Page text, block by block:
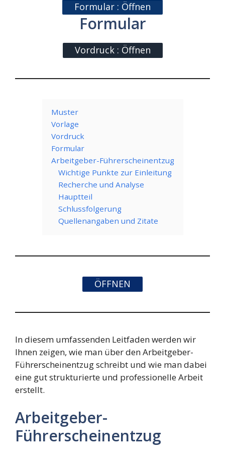
Formular : Öffnen
Formular
Vordruck : Öffnen
Muster
Vorlage
Vordruck
Formular
Arbeitgeber-Führerscheinentzug
Wichtige Punkte zur Einleitung
Recherche und Analyse
Hauptteil
Schlussfolgerung
Quellenangaben und Zitate
ÖFFNEN
In diesem umfassenden Leitfaden werden wir
Ihnen zeigen, wie man über den Arbeitgeber-
Führerscheinentzug schreibt und wie man dabei
eine gut strukturierte und professionelle Arbeit
erstellt.
Arbeitgeber-
Führerscheinentzug